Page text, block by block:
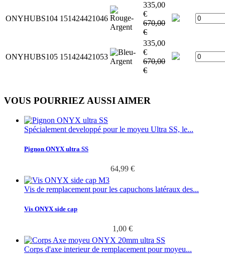
ONYHUBS104 151424421046
335,00
€
670,00
€
ONYHUBS105 151424421053
335,00
€
670,00
€
VOUS POURRIEZ AUSSI AIMER
Spécialement developpé pour le moyeu Ultra SS, le...
Pignon ONYX ultra SS
64,99 €
Vis de remplacement pour les capuchons latéraux des...
Vis ONYX side cap
1,00 €
Corps d'axe interieur de remplacement pour moyeu...